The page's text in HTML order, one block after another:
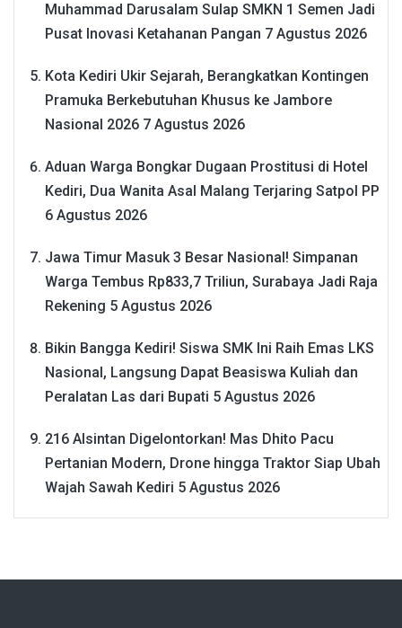
Muhammad Darusalam Sulap SMKN 1 Semen Jadi
Pusat Inovasi Ketahanan Pangan 7 Agustus 2026
Kota Kediri Ukir Sejarah, Berangkatkan Kontingen
Pramuka Berkebutuhan Khusus ke Jambore
Nasional 2026 7 Agustus 2026
Aduan Warga Bongkar Dugaan Prostitusi di Hotel
Kediri, Dua Wanita Asal Malang Terjaring Satpol PP
6 Agustus 2026
Jawa Timur Masuk 3 Besar Nasional! Simpanan
Warga Tembus Rp833,7 Triliun, Surabaya Jadi Raja
Rekening 5 Agustus 2026
Bikin Bangga Kediri! Siswa SMK Ini Raih Emas LKS
Nasional, Langsung Dapat Beasiswa Kuliah dan
Peralatan Las dari Bupati 5 Agustus 2026
216 Alsintan Digelontorkan! Mas Dhito Pacu
Pertanian Modern, Drone hingga Traktor Siap Ubah
Wajah Sawah Kediri 5 Agustus 2026